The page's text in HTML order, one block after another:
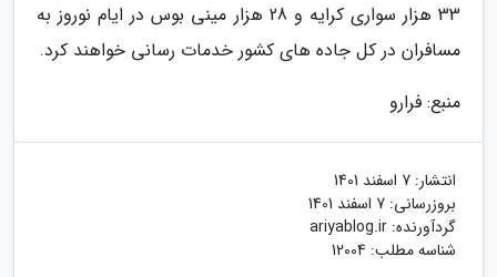
33 هزار سواری کرایه و 28 هزار مینی بوس در ایام نوروز به
مسافران در کل جاده های کشور خدمات رسانی خواهند کرد.
منبع: فرارو
انتشار: 7 اسفند 1401
بروزرسانی: 7 اسفند 1401
گردآورنده: ariyablog.ir
شناسه مطلب: 12004